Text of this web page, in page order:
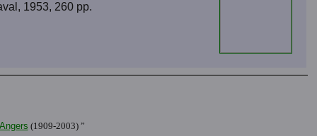
1953, 260 pp.
(1909-2003) ”